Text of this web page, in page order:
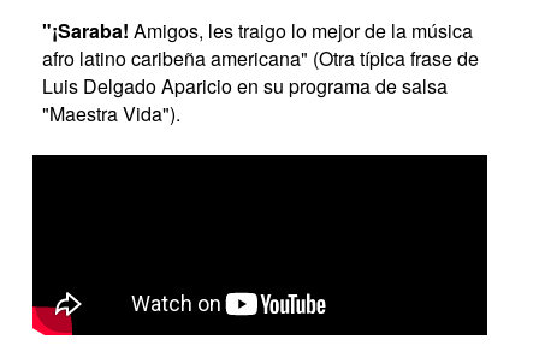
"¡Saraba! Amigos, les traigo lo mejor de la música
afro latino caribeña americana" (Otra típica frase de
Luis Delgado Aparicio en su programa de salsa
"Maestra Vida").